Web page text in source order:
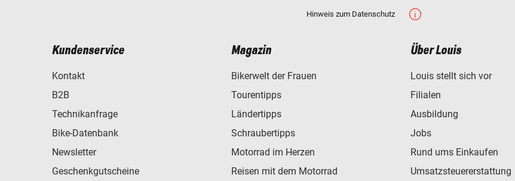
Hinweis zum Datenschutz
Kundenservice
Kontakt
B2B
Technikanfrage
Bike-Datenbank
Newsletter
Geschenkgutscheine
Magazin
Bikerwelt der Frauen
Tourentipps
Ländertipps
Schraubertipps
Motorrad im Herzen
Reisen mit dem Motorrad
Über Louis
Louis stellt sich vor
Filialen
Ausbildung
Jobs
Rund ums Einkaufen
Umsatzsteuererstattung